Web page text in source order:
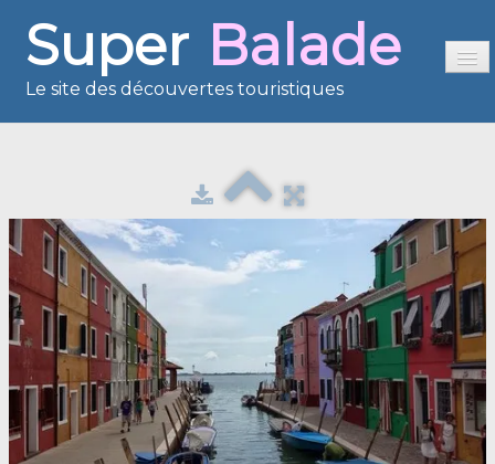
Super Balade
Le site des découvertes touristiques
Présentation
Reportages
France en images
Europe en images
Les îles en images
Voisins du Net